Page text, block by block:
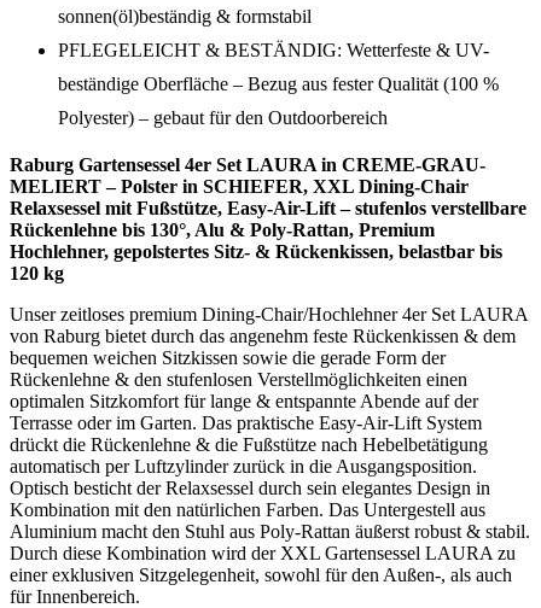
sonnen(öl)beständig & formstabil
PFLEGELEICHT & BESTÄNDIG: Wetterfeste & UV-
beständige Oberfläche – Bezug aus fester Qualität (100 %
Polyester) – gebaut für den Outdoorbereich
Raburg Gartensessel 4er Set LAURA in CREME-GRAU-
MELIERT – Polster in SCHIEFER, XXL Dining-Chair
Relaxsessel mit Fußstütze, Easy-Air-Lift – stufenlos verstellbare
Rückenlehne bis 130°, Alu & Poly-Rattan, Premium
Hochlehner, gepolstertes Sitz- & Rückenkissen, belastbar bis
120 kg
Unser zeitloses premium Dining-Chair/Hochlehner 4er Set LAURA
von Raburg bietet durch das angenehm feste Rückenkissen & dem
bequemen weichen Sitzkissen sowie die gerade Form der
Rückenlehne & den stufenlosen Verstellmöglichkeiten einen
optimalen Sitzkomfort für lange & entspannte Abende auf der
Terrasse oder im Garten. Das praktische Easy-Air-Lift System
drückt die Rückenlehne & die Fußstütze nach Hebelbetätigung
automatisch per Luftzylinder zurück in die Ausgangsposition.
Optisch besticht der Relaxsessel durch sein elegantes Design in
Kombination mit den natürlichen Farben. Das Untergestell aus
Aluminium macht den Stuhl aus Poly-Rattan äußerst robust & stabil.
Durch diese Kombination wird der XXL Gartensessel LAURA zu
einer exklusiven Sitzgelegenheit, sowohl für den Außen-, als auch
für Innenbereich.